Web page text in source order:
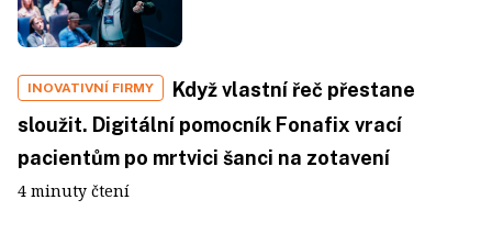
INOVATIVNÍ FIRMY
Když vlastní řeč přestane
sloužit. Digitální pomocník Fonafix vrací
pacientům po mrtvici šanci na zotavení
4 minuty čtení